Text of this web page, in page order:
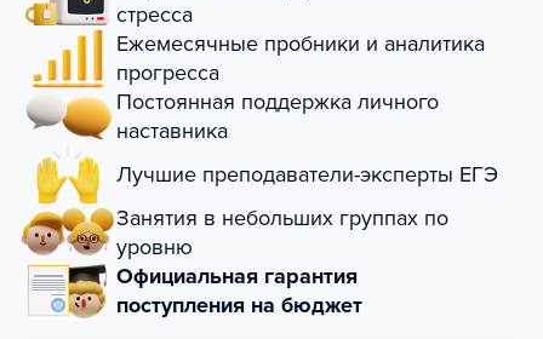
стресса
Ежемесячные пробники и аналитика
прогресса
Постоянная поддержка личного
наставника
Лучшие преподаватели-эксперты ЕГЭ
Занятия в небольших группах по
уровню
Официальная гарантия
поступления на бюджет